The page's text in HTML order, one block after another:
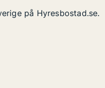
på Hyresbostad.se.